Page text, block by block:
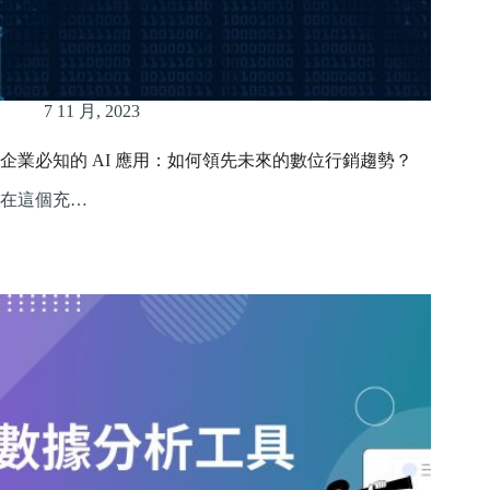
7 11 月, 2023
企業必知的 AI 應用：如何領先未來的數位行銷趨勢？
在這個充…